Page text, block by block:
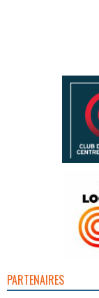
PARTENAIRES